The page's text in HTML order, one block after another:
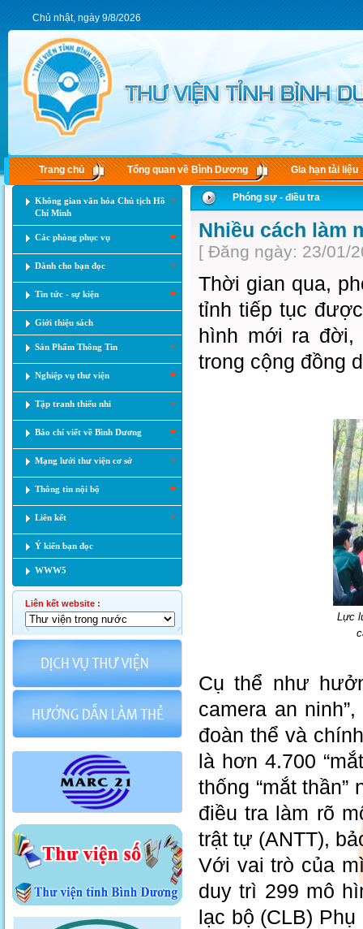
Chủ nhật, ngày 9/8/2026
Trang chủ Tổng quan về Bình Dương Gia hạn tài liệu
Không gian văn hóa Chủ tịch Hồ
Chí Minh
Các phòng phục vụ
Dành cho bạn đọc
Tin tức - sự kiện
Giới thiệu sách
Sản Phẩm Thông Tin
Nghiệp vụ thư viện
Tập tranh thiếu nhi
Báo chí viết về Bình Dương
Mạng lưới thư viện cơ sở
Thông tin nội bộ
Liên kết
Ý kiến bạn đọc
WWW5
Liên kết website :
Phóng sự - điều tra
Nhiều cách làm
[ Đăng ngày: 23/01/
Thời gian qua,
tỉnh tiếp tục
hình mới ra đời,
trong cộng đồng
Lực
Cụ thể như
camera an
đoàn thể và
là hơn 4.700
thống “mắt
điều tra làm rõ
trật tự (ANTT),
Với vai trò của
duy trì 299 mô
lạc bộ (CLB)